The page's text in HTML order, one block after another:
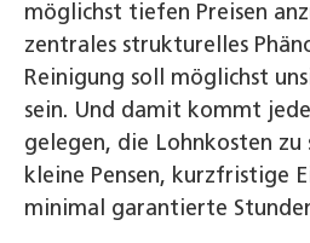
möglichst tiefen Preisen
zentrales strukturelles
Reinigung soll möglichst
sein. Und damit kommt
gelegen, die Lohnkosten zu
kleine Pensen, kurzfristige
minimal garantierte